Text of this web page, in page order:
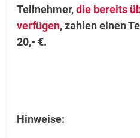
Teilnehmer,die bereits
verfügen, zahlen einen
20,- €.
Hinweise: